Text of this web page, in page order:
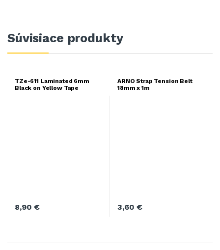
Súvisiace produkty
TZe-611 Laminated 6mm
Black on Yellow Tape
8,90€
ARNO Strap Tension Belt
18mm x 1m
3,60€